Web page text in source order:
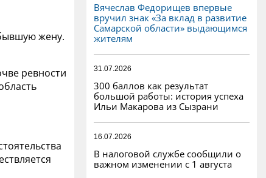
жену.
ревности
Вячеслав Федорищев впервые
вручил знак «За вклад в развитие
Самарской области» выдающимся
жителям
31.07.2026
300 баллов как результат
большой работы: история успеха
Ильи Макарова из Сызрани
16.07.2026
В налоговой службе сообщили о
важном изменении с 1 августа